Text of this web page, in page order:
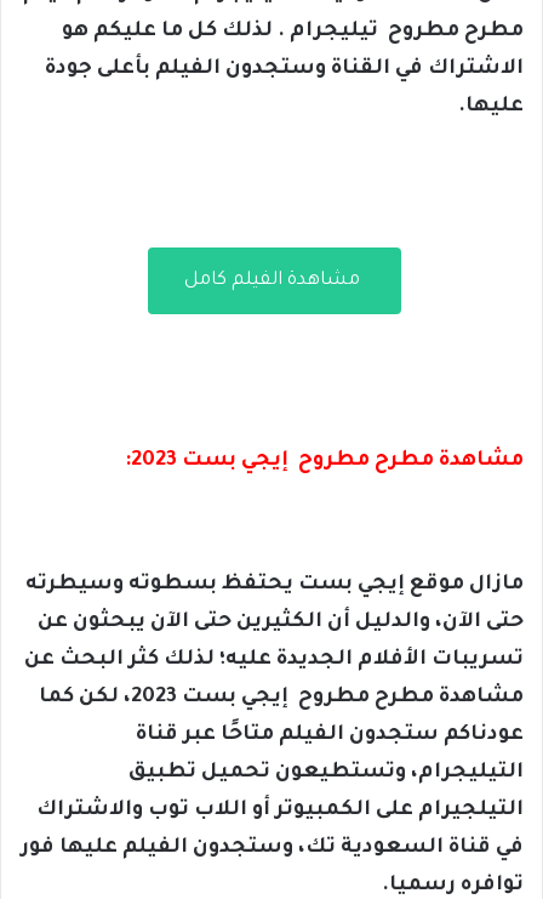
مطرح مطروح تيليجرام . لذلك كل ما عليكم هو
الاشتراك في القناة وستجدون الفيلم بأعلى جودة
عليها.
مشاهدة الفيلم كامل
مشاهدة مطرح مطروح إيجي بست 2023:
مازال موقع إيجي بست يحتفظ بسطوته وسيطرته
حتى الآن، والدليل أن الكثيرين حتى الآن يبحثون عن
تسريبات الأفلام الجديدة عليه؛ لذلك كثر البحث عن
مشاهدة مطرح مطروح إيجي بست 2023، لكن كما
عودناكم ستجدون الفيلم متاحًا عبر قناة
التيليجرام، وتستطيعون تحميل تطبيق
التيلجيرام على الكمبيوتر أو اللاب توب والاشتراك
في قناة السعودية تك، وستجدون الفيلم عليها فور
توافره رسميا.